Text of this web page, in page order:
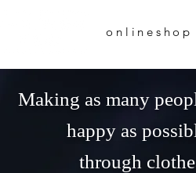
onlineshop
Making as many
happy as
through